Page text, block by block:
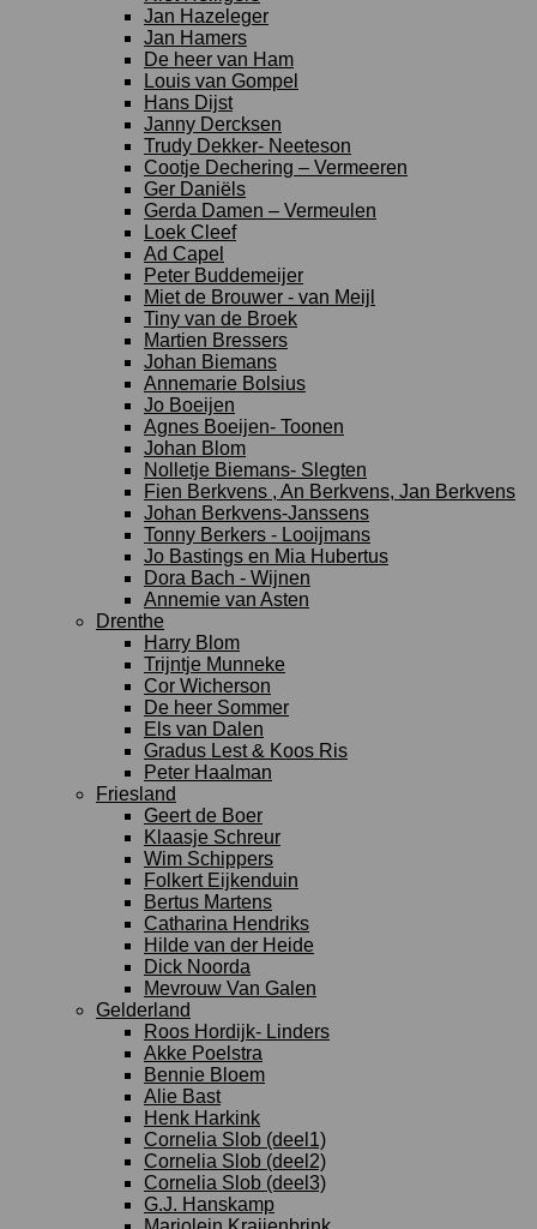
Jan Hazeleger
Jan Hamers
De heer van Ham
Louis van Gompel
Hans Dijst
Janny Dercksen
Trudy Dekker- Neeteson
Cootje Dechering – Vermeeren
Ger Daniëls
Gerda Damen – Vermeulen
Loek Cleef
Ad Capel
Peter Buddemeijer
Miet de Brouwer - van Meijl
Tiny van de Broek
Martien Bressers
Johan Biemans
Annemarie Bolsius
Jo Boeijen
Agnes Boeijen- Toonen
Johan Blom
Nolletje Biemans- Slegten
Fien Berkvens , An Berkvens, Jan Berkvens
Johan Berkvens-Janssens
Tonny Berkers - Looijmans
Jo Bastings en Mia Hubertus
Dora Bach - Wijnen
Annemie van Asten
Drenthe
Harry Blom
Trijntje Munneke
Cor Wicherson
De heer Sommer
Els van Dalen
Gradus Lest & Koos Ris
Peter Haalman
Friesland
Geert de Boer
Klaasje Schreur
Wim Schippers
Folkert Eijkenduin
Bertus Martens
Catharina Hendriks
Hilde van der Heide
Dick Noorda
Mevrouw Van Galen
Gelderland
Roos Hordijk- Linders
Akke Poelstra
Bennie Bloem
Alie Bast
Henk Harkink
Cornelia Slob (deel1)
Cornelia Slob (deel2)
Cornelia Slob (deel3)
G.J. Hanskamp